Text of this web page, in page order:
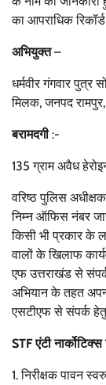
का आपराधिक
अभियुक्त–
धर्मवीर गंगवार पुत्र
मिलक, जनपद
बरामदगी:-
135 ग्राम अवैध
वरिष्ठ पुलिस
निम्न ऑफिस नंबर
किसी भी प्रकार के
वालों के खिलाफ
एफ उत्तराखंड से
अभियान के तहत
एसटीएफ से संपर्क
STF एंटी
1. निरीक्षक पावन